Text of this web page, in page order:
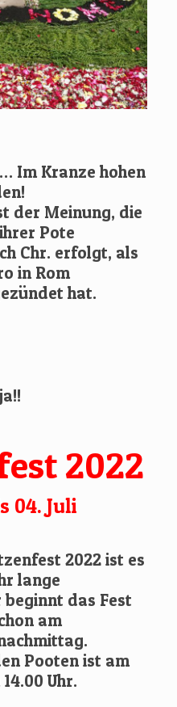
Im Kranze hohen
der Meinung, die
Pote
Chr. erfolgt, als
in Rom
hat.
2022
04. Juli
2022 ist es
lange
beginnt das Fest
am
Pooten ist am
Uhr.